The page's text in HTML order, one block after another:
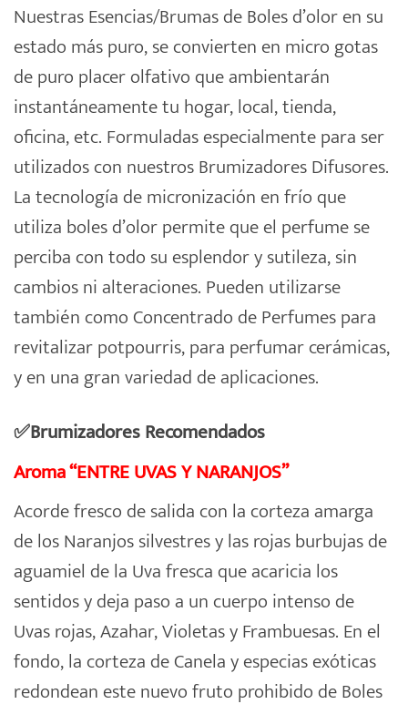
Nuestras Esencias/Brumas deBoles d’oloren su
estado más puro, se convierten en micro gotas
de puro placer olfativo que ambientarán
instantáneamente tu hogar, local, tienda,
oficina, etc. Formuladas especialmente para ser
utilizados con nuestros Brumizadores Difusores.
La tecnología demicronización en frío que
utiliza boles d’olor permite que el perfume se
perciba con todo su esplendor y sutileza, sin
cambios ni alteraciones. Pueden utilizarse
también como Concentrado de Perfumes para
revitalizar potpourris, para perfumar cerámicas,
y en una gran variedad de aplicaciones.
✅Brumizadores Recomendados
Aroma “ENTRE UVAS Y NARANJOS”
Acorde fresco de salida con la corteza amarga
de los Naranjos silvestres y las rojas burbujas de
aguamiel de la Uva fresca que acaricia los
sentidos y deja paso a un cuerpo intenso de
Uvas rojas, Azahar, Violetas y Frambuesas. En el
fondo, la corteza de Canela y especias exóticas
redondean este nuevo fruto prohibido de Boles